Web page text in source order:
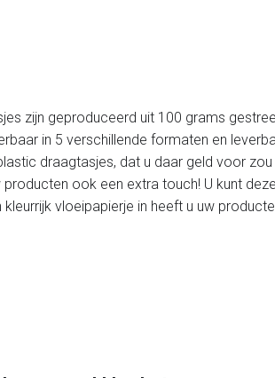
zijn geproduceerd uit 100 grams
in 5 verschillende formaten en
draagtasjes, dat u daar geld voor
ook een extra touch! U kunt
vloeipapierje in heeft u uw